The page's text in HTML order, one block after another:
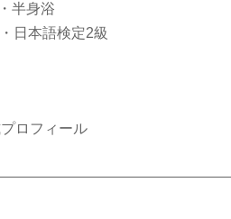
半身浴
日本語検定2級
ロフィール